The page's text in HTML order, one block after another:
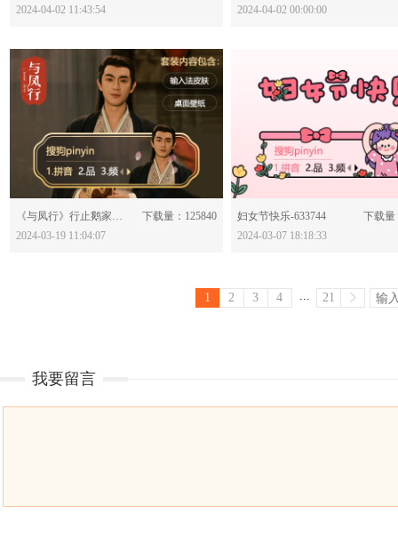
2024-04-02 11:43:54
2024-04-02 00:00:00
分享：
《与凤行》行止鹅家皮肤-633829
下载量：125840
2024-03-19 11:04:07
分享：
妇女节快乐-633744
下载量
2024-03-07 18:18:33
1 2 3 4 ... 21
我要留言